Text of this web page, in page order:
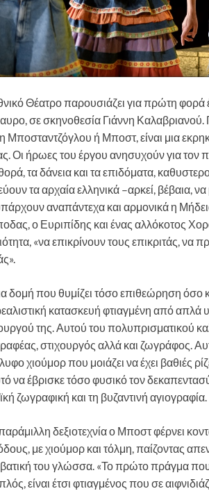
Θέατρο παρουσιάζει για πρώτη φορά
σε σκηνοθεσία Γιάννη
Μποσταντζόγλου ή Μποστ, είναι μια
Οι ήρωες του έργου ανησυχούν για τον
τα δάνεια και τα επιδόματα,
τα αρχαία ελληνικά –αρκεί, βέβαια,
αναπάντεχα και αρμονικά η
ο Ευριπίδης και ένας αλλόκοτος
«να επικρίνουν τους επικριτάς,
δομή που θυμίζει τόσο επιθεώρηση όσο
κατασκευή φτιαγμένη από απλά
της. Αυτού του πολυπρισματικού
στιχουργός αλλά και ζωγράφος.
χιούμορ που μοιάζει να έχει βαθιές
να έβρισκε τόσο φυσικό τον
ζωγραφική και τη βυζαντινή αγιογραφία.
δεξιοτεχνία ο Μποστ φέρνει
με χιούμορ και τόλμη, παίζοντας
του γλώσσα. «Το πρώτο πράγμα που
είναι έτσι φτιαγμένος που σε